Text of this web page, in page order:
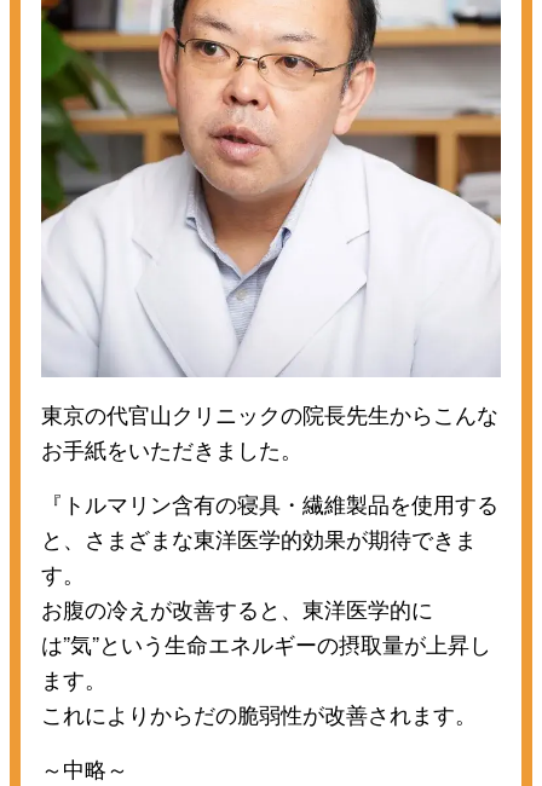
東京の代官山クリニックの院長先生からこんな
お手紙をいただきました。
『トルマリン含有の寝具・繊維製品を使用する
と、さまざまな東洋医学的効果が期待できま
す。
お腹の冷えが改善すると、東洋医学的に
は”気”という生命エネルギーの摂取量が上昇し
ます。
これによりからだの脆弱性が改善されます。
～中略～